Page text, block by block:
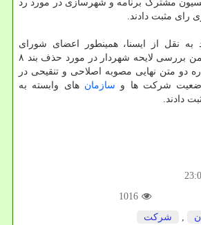
مشترک برنامه و شهرسازی در مورد رد
رای مثبت دادند.
به نقل از ایسنا، همینطور اعضای شورای
اسلامی شهر تهران ضمن بررسی لایحه شهردار در مورد حذف بند ۸
متن نهایی مصوبه اصلاحی و تنقیحی در
وضعیت شرکت ها و سازمان های وابسته به
دادند.
1016
, شركت